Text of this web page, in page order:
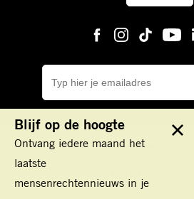
mail
Keizersgracht 177
Blijf op de hoogte
Ontvang iedere maand het
laatste
mensenrechtennieuws in je
Sluit